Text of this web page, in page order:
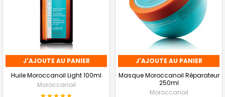
J'AJOUTE AU PANIER
Huile Moroccanoil Light 100ml
Moroccanoil
J'AJOUTE AU PANIER
Masque Moroccanoil Réparateur
250ml
Moroccanoil